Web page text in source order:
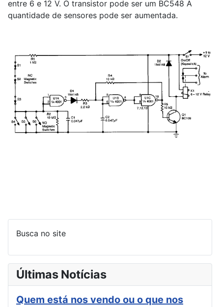
entre 6 e 12 V. O transistor pode ser um BC548 A
quantidade de sensores pode ser aumentada.
Busca no site
Últimas Notícias
Quem está nos vendo ou o que nos